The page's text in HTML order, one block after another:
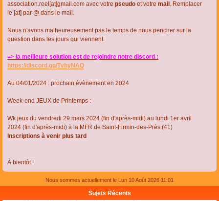
association.reel[at]gmail.com avec votre pseudo et votre mail . Remplacer
le [at] par @ dans le mail.
Nous n'avons malheureusement pas le temps de nous pencher sur la
question dans les jours qui viennent.
=> la meilleure solution est de rejoindre notre discord :
https://discord.gg/TvhyNAQ
Au 04/01/2024 : prochain évènement en 2024
Week-end JEUX de Printemps :
Wk jeux du vendredi 29 mars 2024 (fin d'après-midi) au lundi 1er avril
2024 (fin d'après-midi) à la MFR de Saint-Firmin-des-Près (41)
Inscriptions à venir plus tard
À bientôt !
Nous sommes actuellement le Lun 10 Août 2026 11:01
Sujets Récents